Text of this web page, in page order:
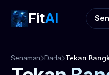
FitAI
Senaman Dada Tekan